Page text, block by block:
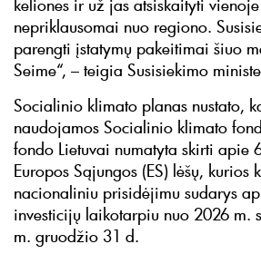
keliones ir už jas atsiskaityti
nepriklausomai nuo regiono.
parengti įstatymų pakeitimai šiuo
Seime“, – teigia Susisiekimo
Socialinio klimato planas nustato,
naudojamos Socialinio klimato
fondo Lietuvai numatyta skirti apie
Europos Sąjungos (ES) lėšų, kurios
nacionaliniu prisidėjimu sudarys
investicijų laikotarpiu nuo 2026 m.
m. gruodžio 31 d.